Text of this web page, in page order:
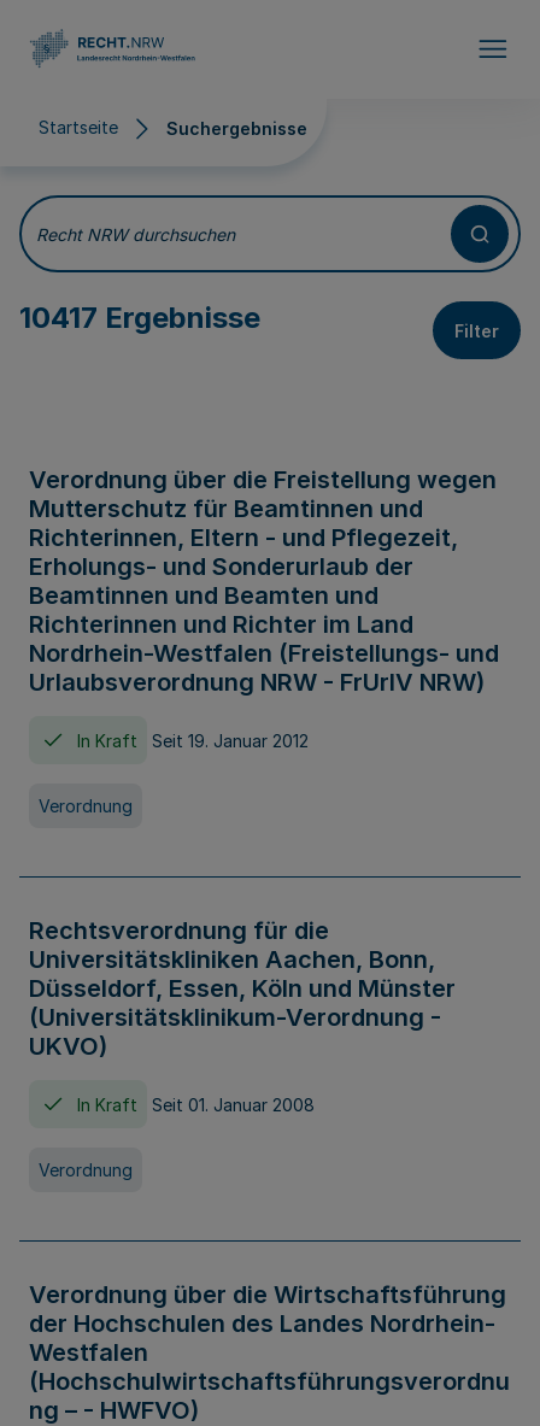
Startseite Suchergebnisse
Suchergebnisse
Recht NRW durchsuchen
10417 Ergebnisse Filter
Verordnung über die Freistellung wegen
Mutterschutz für Beamtinnen und
Richterinnen, Eltern - und Pflegezeit,
Erholungs- und Sonderurlaub der
Beamtinnen und Beamten und
Richterinnen und Richter im Land
Nordrhein-Westfalen (Freistellungs- und
Urlaubsverordnung NRW - FrUrlV NRW)
In Kraft Seit 19. Januar 2012
Verordnung
Rechtsverordnung für die
Universitätskliniken Aachen, Bonn,
Düsseldorf, Essen, Köln und Münster
(Universitätsklinikum-Verordnung -
UKVO)
In Kraft Seit 01. Januar 2008
Verordnung
Verordnung über die Wirtschaftsführung
der Hochschulen des Landes Nordrhein-
Westfalen
(Hochschulwirtschaftsführungsverordnu
ng – - HWFVO)